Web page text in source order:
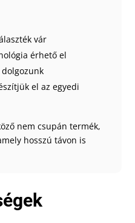
vár
érhető el
el az egyedi
nem csupán termék,
hosszú távon is